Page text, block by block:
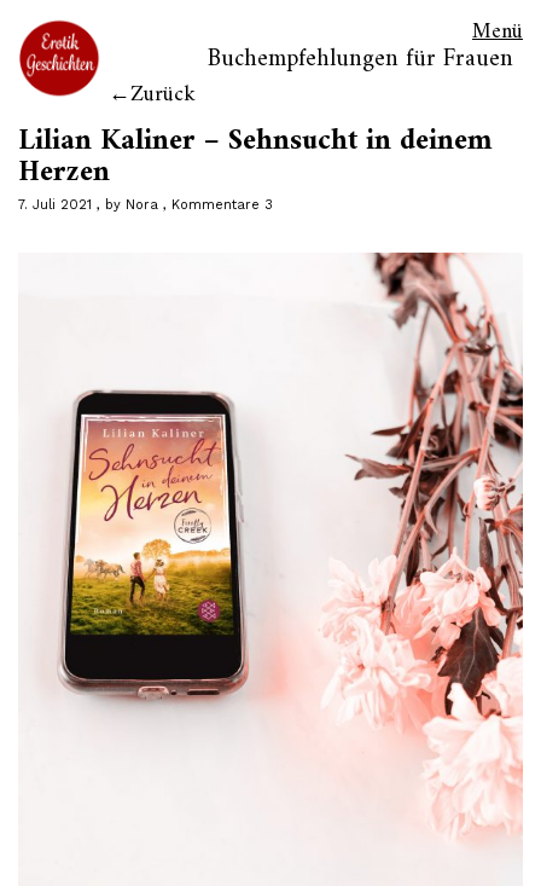
Zurück
Buchempfehlungen für Frauen
Menü
Lilian Kaliner – Sehnsucht in deinem
Herzen
7. Juli 2021 by Nora Kommentare 3